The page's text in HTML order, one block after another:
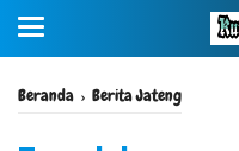
Beranda › Berita Jateng